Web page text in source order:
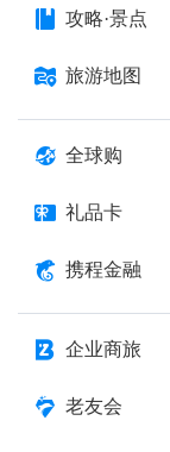
攻略·景点
旅游地图
全球购
礼品卡
携程金融
企业商旅
老友会